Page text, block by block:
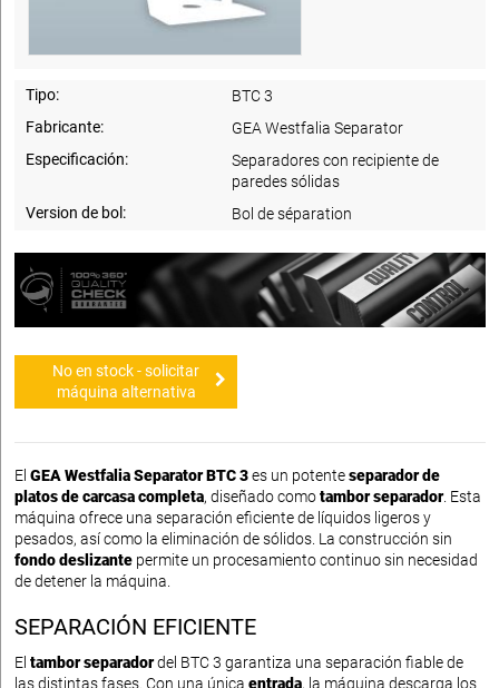
Tipo:
BTC 3
Fabricante:
GEA Westfalia Separator
Especificación:
Separadores con recipiente de
paredes sólidas
Version de bol:
Bol de séparation
No en stock - solicitar
máquina alternativa
El GEA Westfalia Separator BTC 3es un potenteseparador de
platos de carcasa completa, diseñado comotambor separador. Esta
máquina ofrece una separación eficiente de líquidos ligeros y
pesados, así como la eliminación de sólidos. La construcción sin
fondo deslizante permite un procesamiento continuo sin necesidad
de detener la máquina.
SEPARACIÓN EFICIENTE
El tambor separadordel BTC 3 garantiza una separación fiable de
las distintas fases. Con una única entrada, la máquina descarga los